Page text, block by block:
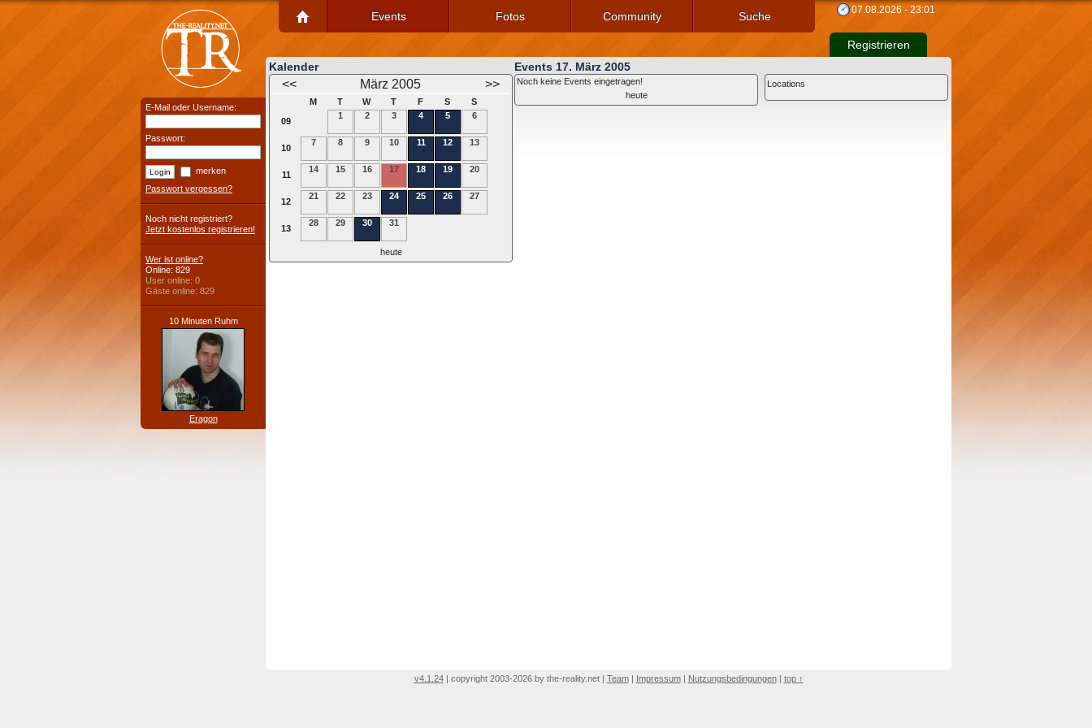
Events Fotos Community Suche 07.08.2026 - 23:01
Registrieren
Kalender
<< März 2005 >>
M T W T F S
S
09
1 2 3 4 5 6
10
7 8 9 10 11 12 13
11
14 15 16 17 18 19 20
12
21 22 23 24 25 26 27
13
28 29 30 31
heute
Events 17. März 2005
Noch keine Events eingetragen!
heute
Locations
E-Mail oder Username:
Passwort:
merken
Passwort vergessen?
Noch nicht registriert?
Jetzt kostenlos registrieren!
Wer ist online?
Online: 829
User online: 0
Gäste online: 829
10 Minuten Ruhm
Eragon
v4.1.24| copyright 2003-2026 by the-reality.net | Team| Impressum| Nutzungsbedingungen| top ↑